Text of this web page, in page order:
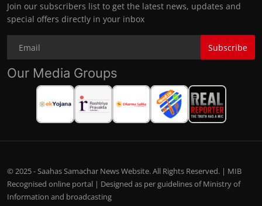
Join our subscribers list to get the latest news, updates and
special offers directly in your inbox
Subscribe
Our Media Groups
© 2025 - Saahas Samachar News Website. All Rights Reserved. | MIB
Recognised online portal | Designed as per guidelines of Ministry of
Information and broadcasting